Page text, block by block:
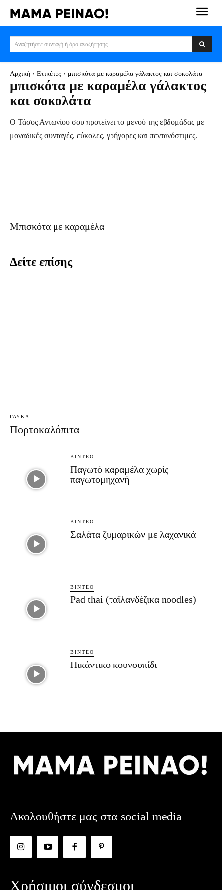
Αναζητήστε συνταγή ή όρο αναζήτησης
Αρχική Ετικέτες μπισκότα µε καραµέλα γάλακτος και σοκολάτα
μπισκότα µε καραµέλα γάλακτος
και σοκολάτα
Ο Τάσος Αντωνίου σου προτείνει το μενού της εβδομάδας με
μοναδικές συνταγές, εύκολες, γρήγορες και πεντανόστιμες.
Mπισκότα με καραμέλα
Δείτε επίσης
ΓΛΥΚΆ
Πορτοκαλόπιτα
ΒΊΝΤΕΟ
Παγωτό καραμέλα χωρίς
παγωτομηχανή
ΒΊΝΤΕΟ
Σαλάτα ζυμαρικών με λαχανικά
ΒΊΝΤΕΟ
Pad thai (ταϊλανδέζικα noodles)
ΒΊΝΤΕΟ
Πικάντικο κουνουπίδι
Ακολουθήστε μας στα social media
Χρήσιμοι σύνδεσμοι